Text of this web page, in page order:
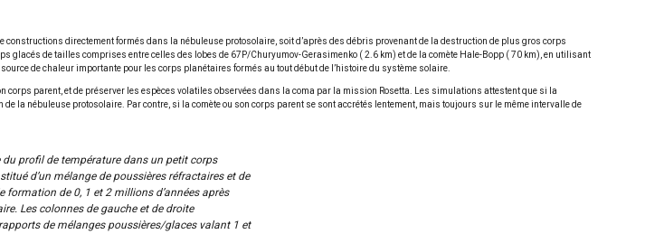
directement formés dans la nébuleuse protosolaire, soit d’après des débris provenant de la destruction de plus gros corps
de tailles comprises entre celles des lobes de 67P/Churyumov-Gerasimenko ( 2.6 km) et de la comète Hale-Bopp ( 70 km), en utilisant
de chaleur importante pour les corps planétaires formés au tout début de l’histoire du système solaire.
parent, et de préserver les espèces volatiles observées dans la coma par la mission Rosetta. Les simulations attestent que si la
la nébuleuse protosolaire. Par contre, si la comète ou son corps parent se sont accrétés lentement, mais toujours sur le même intervalle de
profil de température dans un petit corps
d’un mélange de poussières réfractaires et de
formation de 0, 1 et 2 millions d’années après
Les colonnes de gauche et de droite
de mélanges poussières/glaces valant 1 et